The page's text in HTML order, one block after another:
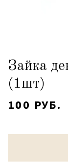
Зайка
(1шт)
100 РУБ.